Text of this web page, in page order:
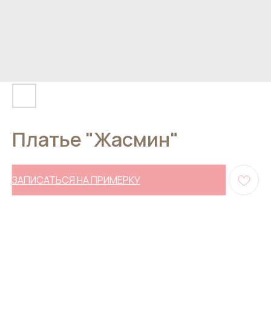
Платье "Жасмин"
ЗАПИСАТЬСЯ НА ПРИМЕРКУ